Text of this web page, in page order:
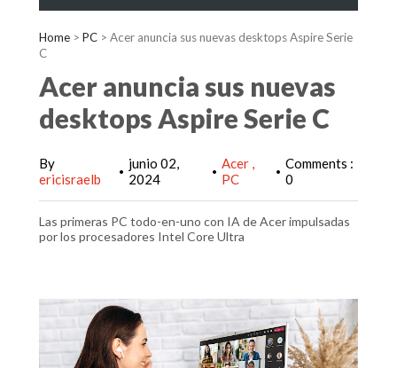
Home > PC > Acer anuncia sus nuevas desktops Aspire Serie
C
Acer anuncia sus nuevas
desktops Aspire Serie C
By
ericisraelb
• junio 02,
2024
• Acer
PC
• Comments :
0
Las primeras PC todo-en-uno con IA de Acer impulsadas
por los procesadores Intel Core Ultra